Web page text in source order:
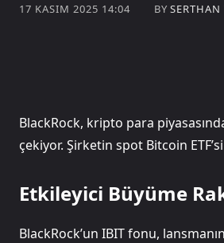
17 KASIM 2025 14:04 BY SERTHAN
BlackRock, kripto para
çekiyor. Şirketin spot Bitcoin
Etkileyici Büyüme
BlackRock’un IBIT fonu,